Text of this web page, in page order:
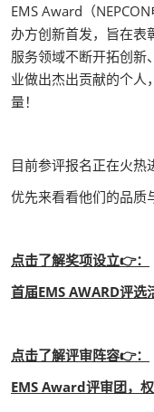
EMS Award（
办方创新首发，旨在表
服务领域不断开拓创新
业做出杰出贡献的个人
量！
目前参评报名正在火热
优先来看看他们的品质
点击了解奖项设立👉：
首届EMS AWARD评选
点击了解评审阵容👉：
EMS Award评审团，权